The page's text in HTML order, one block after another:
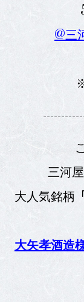
@三
三河
大人気銘柄
大矢孝酒造